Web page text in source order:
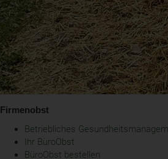
Firmenobst
Betriebliches
Ihr BüroObst
BüroObst bestellen